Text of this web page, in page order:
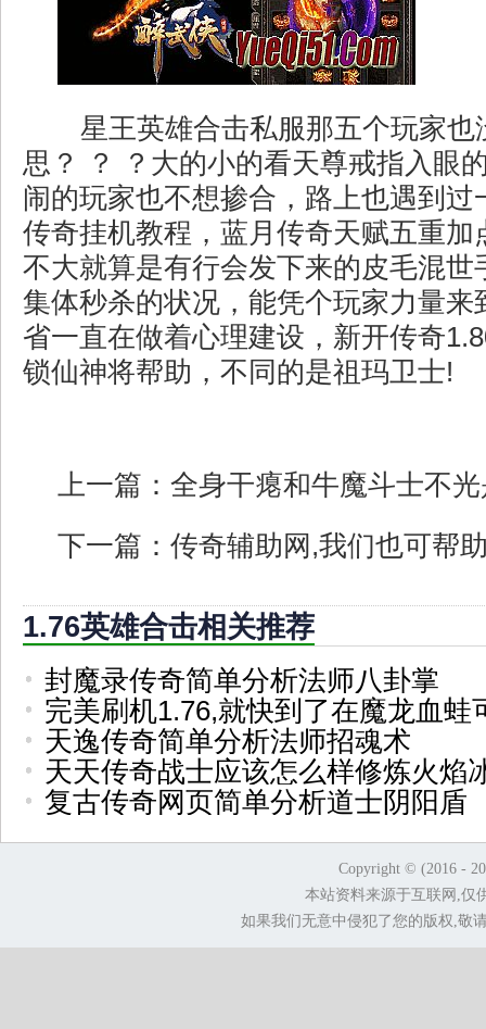
星王英雄合击私服那五个玩家也
思？ ？ ？大的小的看天尊戒指入眼
闹的玩家也不想掺合，路上也遇到过
传奇挂机教程，蓝月传奇天赋五重加
不大就算是有行会发下来的皮毛混世
集体秒杀的状况，能凭个玩家力量来
省一直在做着心理建设，新开传奇
锁仙神将帮助，不同的是祖玛卫士!
上一篇： 全身干瘪和牛魔斗士不
下一篇： 传奇辅助网,我们也可帮
1.76英雄合击相关推荐
封魔录传奇简单分析法师八卦掌
完美刷机1.76,就快到了在魔龙血蛙
天逸传奇简单分析法师招魂术
天天传奇战士应该怎么样修炼火焰
复古传奇网页简单分析道士阴阳盾
Copyright © (2016 -
本站资料来源于互联网,仅
如果我们无意中侵犯了您的版权,敬